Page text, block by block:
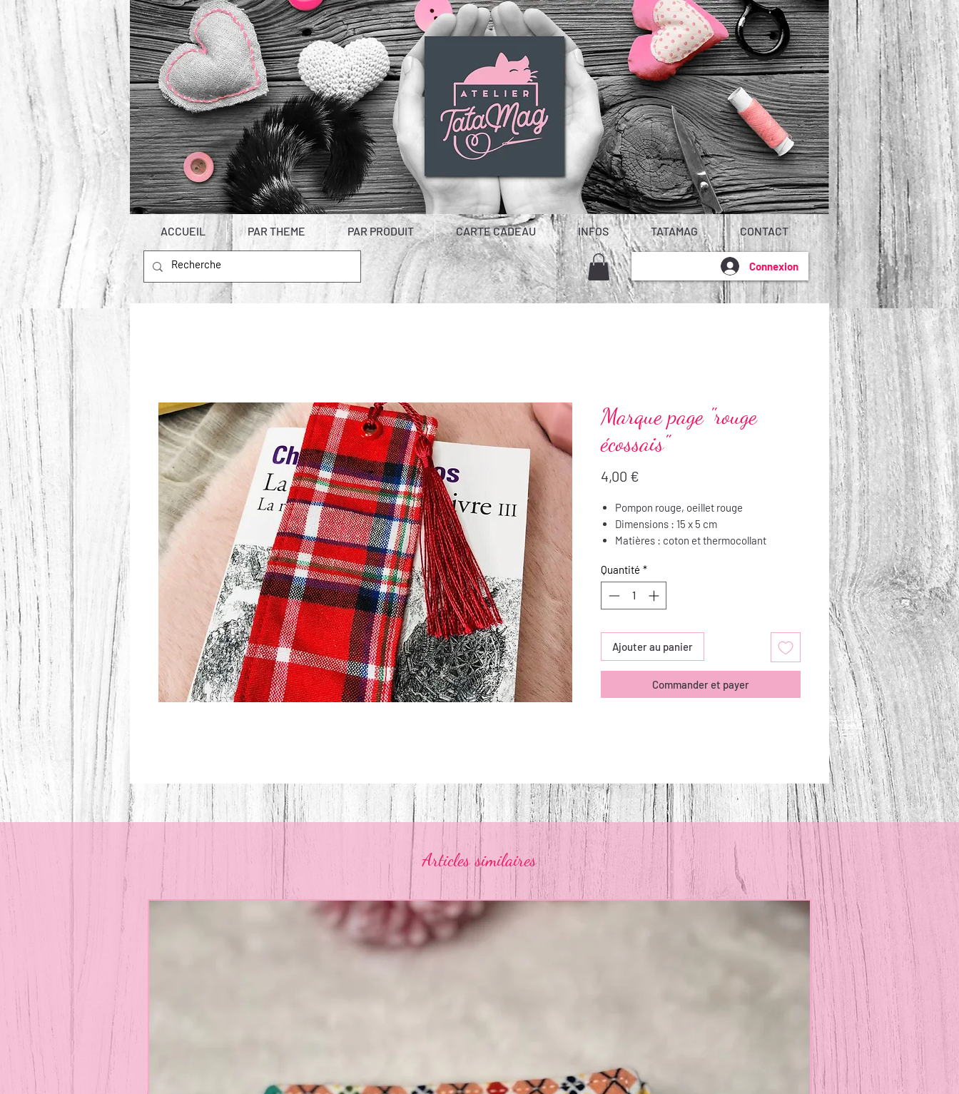
ACCUEIL PAR THEME PAR PRODUIT CARTE CADEAU INFOS TATAMAG CONTACT
Connexion
Marque page "rouge
écossais"
4,00 €
Pompon rouge, oeillet rouge
Dimensions : 15 x 5 cm
Matières : coton et thermocollant
Quantité *
Ajouter au panier
Commander et payer
Articles similaires